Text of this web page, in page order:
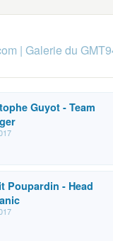
| Galerie du
Guyot - Team
Poupardin - Head